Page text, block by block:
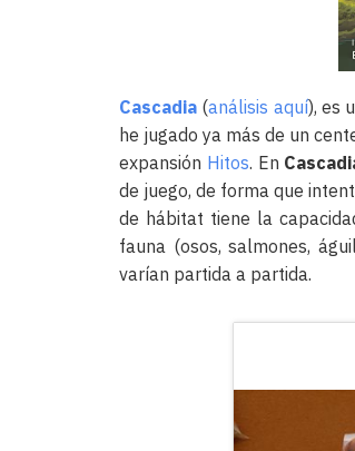
Cascadia (análisis aquí), es
he jugado ya más de un
expansión Hitos. En
de juego, de forma que
de hábitat tiene la
fauna (osos, salmones,
varían partida a partida.